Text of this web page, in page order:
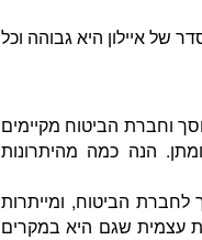
של איילון היא גבוהה וכל
וחברת הביטוח מקיימים
הנה כמה מהיתרונות
הביטוח, ומייתרות
עצמית שגם היא במקרים